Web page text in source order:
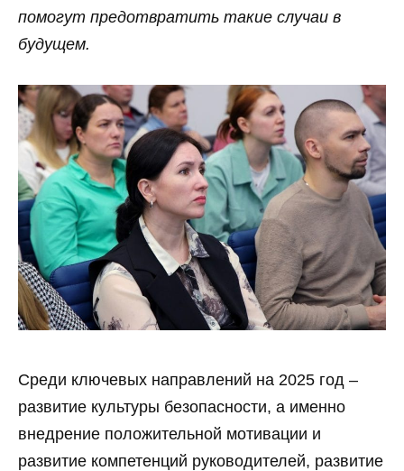
помогут предотвратить такие случаи в
будущем.
Среди ключевых направлений на 2025 год ‒
развитие культуры безопасности, а именно
внедрение положительной мотивации и
развитие компетенций руководителей, развитие